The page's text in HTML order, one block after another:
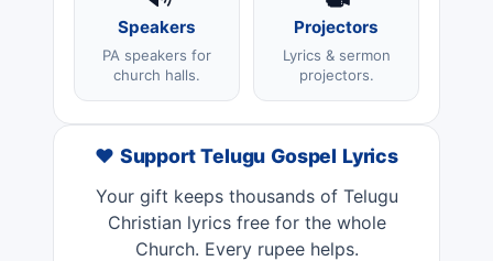
Speakers
PA speakers for
church halls.
Projectors
Lyrics & sermon
projectors.
❤️ Support Telugu Gospel Lyrics
Your gift keeps thousands of Telugu
Christian lyrics free for the whole
Church. Every rupee helps.